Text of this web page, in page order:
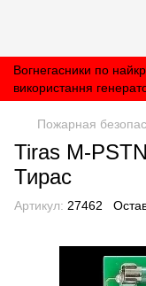
Вогнегасники по
використання
Пожарная
Tiras M-
Тирас
Артикул: 27462